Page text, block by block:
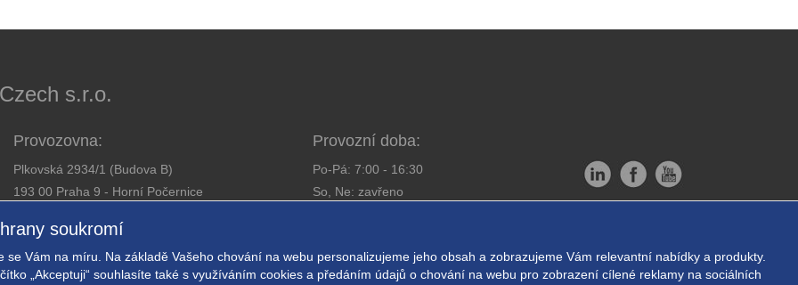
soukromí
se Vám na míru. Na základě Vašeho chování na webu personalizujeme jeho obsah a zobrazujeme Vám relevantní nabídky a produkty.
„Akceptuji“ souhlasíte také s využíváním cookies a předáním údajů o chování na webu pro zobrazení cílené reklamy na sociálních
s.r.o.
Provozovna:
Plkovská 2934/1 (Budova B)
193 00 Praha 9 - Horní Počernice
Email:obchod@expressalarm.cz
Provozní doba:
Po-Pá: 7:00 - 16:30
So, Ne: zavřeno
Nastavení soukromí
Powered by ABRA E-shop